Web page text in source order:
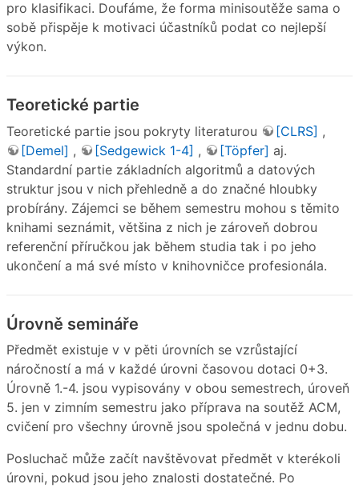
pro klasifikaci. Doufáme, že forma minisoutěže sama o
sobě přispěje k motivaci účastníků podat co nejlepší
výkon.
Teoretické partie
Teoretické partie jsou pokryty literaturou [CLRS] ,
[Demel] , [Sedgewick 1-4] , [Töpfer] aj.
Standardní partie základních algoritmů a datových
struktur jsou v nich přehledně a do značné hloubky
probírány. Zájemci se během semestru mohou s těmito
knihami seznámit, většina z nich je zároveň dobrou
referenční příručkou jak během studia tak i po jeho
ukončení a má své místo v knihovničce profesionála.
Úrovně semináře
Předmět existuje v v pěti úrovních se vzrůstající
náročností a má v každé úrovni časovou dotaci 0+3.
Úrovně 1.-4. jsou vypisovány v obou semestrech, úroveň
5. jen v zimním semestru jako příprava na soutěž ACM,
cvičení pro všechny úrovně jsou společná v jednu dobu.
Posluchač může začít navštěvovat předmět v kterékoli
úrovni, pokud jsou jeho znalosti dostatečné. Po